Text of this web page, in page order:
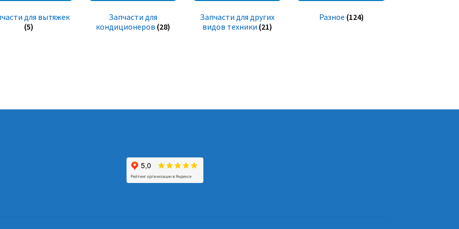
для вытяжек
(5)
Запчасти для
кондиционеров (28)
Запчасти для других
видов техники (21)
Разное (124)